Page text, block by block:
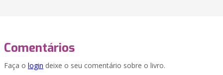
Comentários
Faça o login deixe o seu comentário sobre o livro.